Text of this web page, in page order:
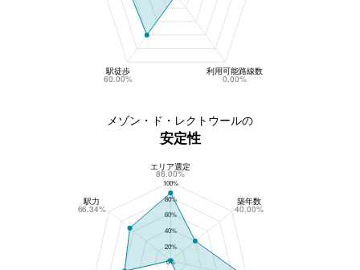
駅徒歩
60.00%
利用可能路線数
0.00%
メゾン・ド・レクトウールの
安定性
100%
80%
60%
40%
20%
0%
エリア選定
86.00%
駅力
66.34%
築年数
40.00%